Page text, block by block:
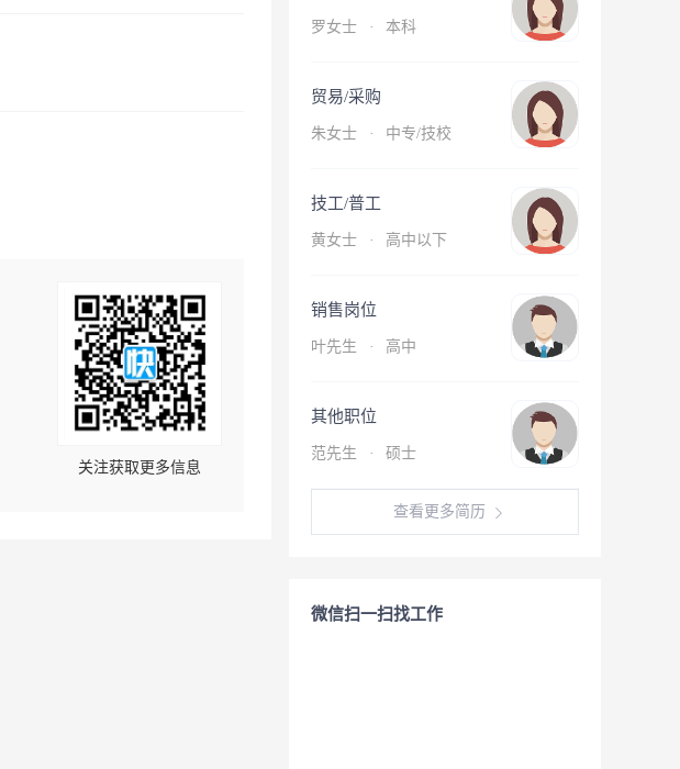
关注获取更多信息
罗女士 · 本科
贸易/采购
朱女士 · 中专/技校
技工/普工
黄女士 · 高中以下
销售岗位
叶先生 · 高中
其他职位
范先生 · 硕士
查看更多简历
微信扫一扫找工作